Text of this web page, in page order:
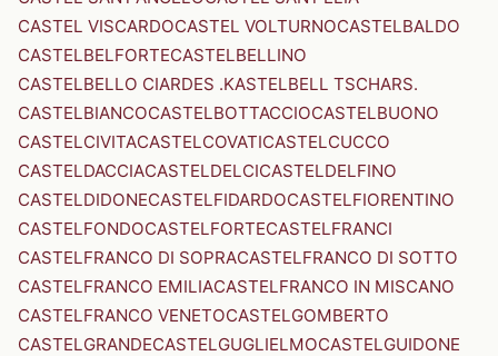
CASTEL VISCARDOCASTEL VOLTURNOCASTELBALDO
CASTELBELFORTECASTELBELLINO
CASTELBELLO CIARDES .KASTELBELL TSCHARS.
CASTELBIANCOCASTELBOTTACCIOCASTELBUONO
CASTELCIVITACASTELCOVATICASTELCUCCO
CASTELDACCIACASTELDELCICASTELDELFINO
CASTELDIDONECASTELFIDARDOCASTELFIORENTINO
CASTELFONDOCASTELFORTECASTELFRANCI
CASTELFRANCO DI SOPRACASTELFRANCO DI SOTTO
CASTELFRANCO EMILIACASTELFRANCO IN MISCANO
CASTELFRANCO VENETOCASTELGOMBERTO
CASTELGRANDECASTELGUGLIELMOCASTELGUIDONE